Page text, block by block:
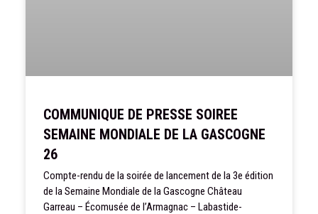
COMMUNIQUE DE PRESSE SOIREE
SEMAINE MONDIALE DE LA GASCOGNE
26
Compte-rendu de la soirée de lancement de la 3e édition
de la Semaine Mondiale de la Gascogne Château
Garreau – Écomusée de l’Armagnac – Labastide-